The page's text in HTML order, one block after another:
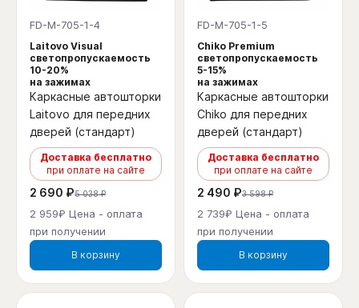
FD-M-705-1-4
Laitovo Visual
светопропускаемость
10-20%
на зажимах
Каркасные автошторки
Laitovo для передних
дверей (стандарт)
Доставка бесплатно
при оплате на сайте
2 690 ₽5 038 ₽
2 959₽ Цена - оплата
при получении
В корзину
FD-M-705-1-5
Chiko Premium
светопропускаемость
5-15%
на зажимах
Каркасные автошторки
Chiko для передних
дверей (стандарт)
Доставка бесплатно
при оплате на сайте
2 490 ₽3 598 ₽
2 739₽ Цена - оплата
при получении
В корзину